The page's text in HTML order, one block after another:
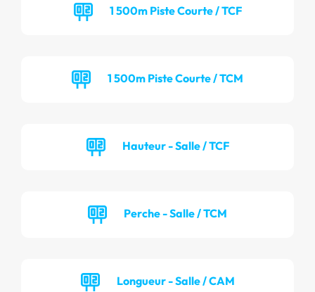
1 500m Piste Courte / TCF
1 500m Piste Courte / TCM
Hauteur - Salle / TCF
Perche - Salle / TCM
Longueur - Salle / CAM